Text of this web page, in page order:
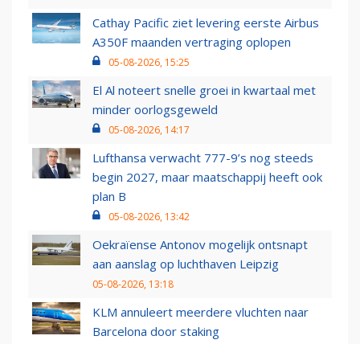
Cathay Pacific ziet levering eerste Airbus
A350F maanden vertraging oplopen
05-08-2026, 15:25
El Al noteert snelle groei in kwartaal met
minder oorlogsgeweld
05-08-2026, 14:17
Lufthansa verwacht 777-9’s nog steeds
begin 2027, maar maatschappij heeft ook
plan B
05-08-2026, 13:42
Oekraïense Antonov mogelijk ontsnapt
aan aanslag op luchthaven Leipzig
05-08-2026, 13:18
KLM annuleert meerdere vluchten naar
Barcelona door staking